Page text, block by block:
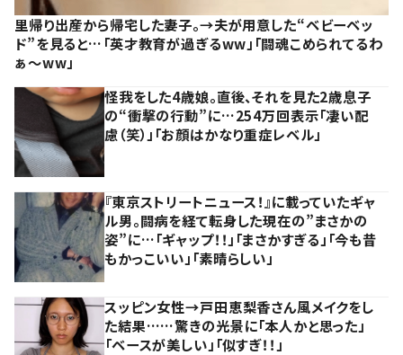
里帰り出産から帰宅した妻子。→夫が用意した“ベビーベッ
ド”を見ると…「英才教育が過ぎるww」「闘魂こめられてるわ
ぁ～ww」
怪我をした4歳娘。直後、それを見た2歳息子
の“衝撃の行動”に…254万回表示「凄い配
慮（笑）」「お顔はかなり重症レベル」
『東京ストリートニュース！』に載っていたギャ
ル男。闘病を経て転身した現在の”まさかの
姿”に…「ギャップ！！」「まさかすぎる」「今も昔
もかっこいい」「素晴らしい」
スッピン女性→戸田恵梨香さん風メイクをし
た結果……驚きの光景に「本人かと思った」
「ベースが美しい」「似すぎ！！」